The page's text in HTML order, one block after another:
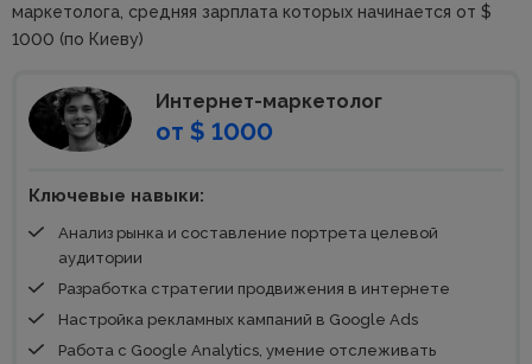
маркетолога, средняя зарплата которых начинается от $
1000 (по Киеву)
Интернет-маркетолог
от $ 1000
Ключевые навыки:
Анализ рынка и составление портрета целевой
аудитории
Разработка стратегии продвижения в интернете
Настройка рекламных кампаний в Google Ads
Работа с Google Analytics, умение отслеживать